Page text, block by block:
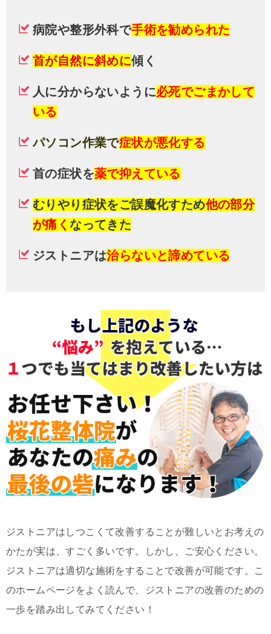
病院や整形外科で手術を勧められた
首が自然に斜めに傾く
人に分からないように必死でごまかして
いる
パソコン作業で症状が悪化する
首の症状を薬で抑えている
むりやり症状をご誤魔化すため他の部分
が痛く なってきた
ジストニアは治らないと諦めている
ジストニアはしつこくて改善することが難しいとお考えの
かたが実は、すごく多いです。しかし、ご安心ください。
ジストニアは適切な施術をすることで改善が可能です。こ
のホームページをよく読んで、ジストニアの改善のための
一歩を踏み出してみてください！